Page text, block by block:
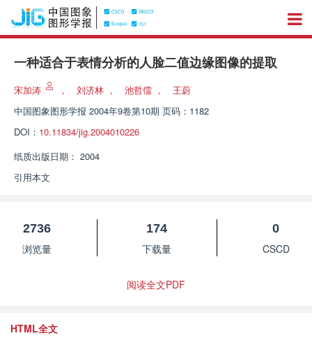
一种适合于表情分析的人脸二值边缘图像的提取
宋加涛 ， 刘济林 ， 池哲儒 ，
王蔚
中国图象图形学报 2004年9卷第10期 页码：1182
DOI： 10.11834/jig.2004010226
纸质出版日期： 2004
引用本文
2736
浏览量
174
下载量
0
CSCD
阅读全文PDF
HTML全文